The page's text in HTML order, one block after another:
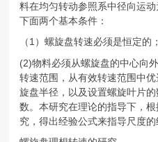
料在均匀转动参照系中径向运
下面两个基本条件：
（1）螺旋盘转速必须是恒定的；
(2)物料必须从螺旋盘的中心向
转速范围，从有效转速范围中
旋盘半径，以及设置螺旋叶片
数。本研究在理论的指导下，
究，得出经验公式来指导尺度的